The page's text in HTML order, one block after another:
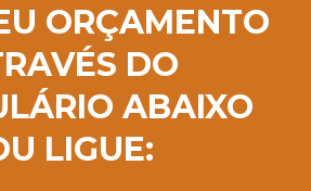
ORÇAMENTO
DO
ABAIXO
LIGUE: